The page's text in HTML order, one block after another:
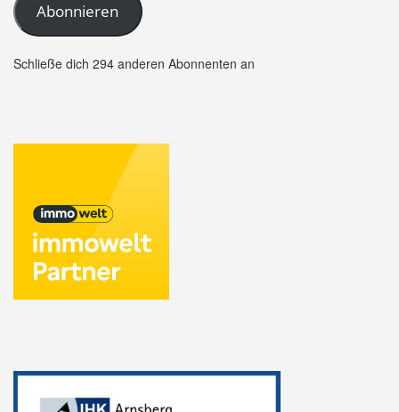
Abonnieren
Schließe dich 294 anderen Abonnenten an